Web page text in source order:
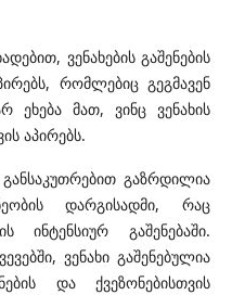
ვენახების გაშენების
რომლებიც გეგმავენ
ეხება მათ, ვინც ვენახის
აპირებს.
გაზრდილია
დარგისადმი, რაც
ინტენსიურ გაშენებაში.
ვენახი გაშენებულია
და ქვეზონებისთვის